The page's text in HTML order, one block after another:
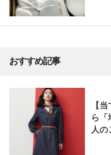
おすすめ記事
【
ら「
人の